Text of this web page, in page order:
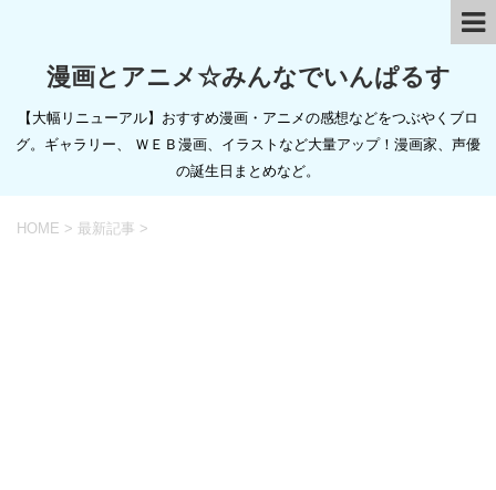
漫画とアニメ☆みんなでいんぱるす
【大幅リニューアル】おすすめ漫画・アニメの感想などをつぶやくブロ
グ。ギャラリー、 ＷＥＢ漫画、イラストなど大量アップ！漫画家、声優
の誕生日まとめなど。
HOME > 最新記事 >